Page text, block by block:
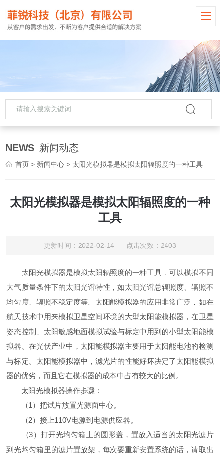
NEWS 新闻动态
首页 > 新闻中心 > 太阳光模拟器是模拟太阳辐照度的一种工具
太阳光模拟器是模拟太阳辐照度的一种
工具
更新时间：2022-02-14 点击次数：2403
太阳光模拟器是模拟太阳辐照度的一种工具，可以模拟不同
大气质量条件下的太阳光谱特性，如太阳光谱总辐照度、辐照不
均匀度、辐照不稳定度等。太阳能模拟器的应用非常广泛，如在
航天技术中用来模拟卫星空间环境的大型太阳能模拟器，在卫星
姿态控制、太阳敏感地面模拟试验与标定中用到的小型太阳能模
拟器。在光伏产业中，太阳能模拟器主要用于太阳能电池的检测
与标定。太阳能模拟器中，滤光片的性能好坏决定了太阳能模拟
器的优劣，而且它在模拟器的成本中占有较大的比例。
太阳光模拟器操作步骤：
（1）把试片放置光源面中心。
（2）接上110V电源到电源供应器。
（3）打开光均匀箱上的圆形盖，置放入适当的太阳光滤片
到光均匀箱里的滤片置放架，每次要重新安置系统的话，请取出